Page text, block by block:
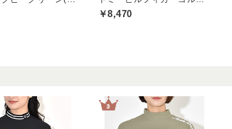
￥8,470